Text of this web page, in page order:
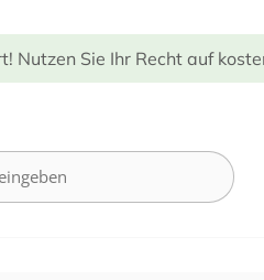
Nutzen Sie Ihr Recht auf